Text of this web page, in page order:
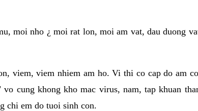
moi nho ¿ moi rat lon, moi am vat, dau duong
viem, viem nhiem am ho. Vi thi co cap do am
cung khong kho mac virus, nam, tap khuan
chi em do tuoi sinh con.